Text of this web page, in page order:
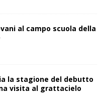
al campo scuola della
la stagione del debutto
visita al grattacielo